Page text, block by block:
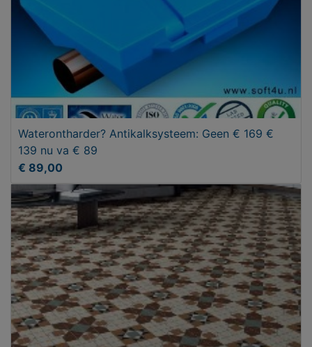
Waterontharder? Antikalksysteem: Geen € 169 €
139 nu va € 89
€ 89,00